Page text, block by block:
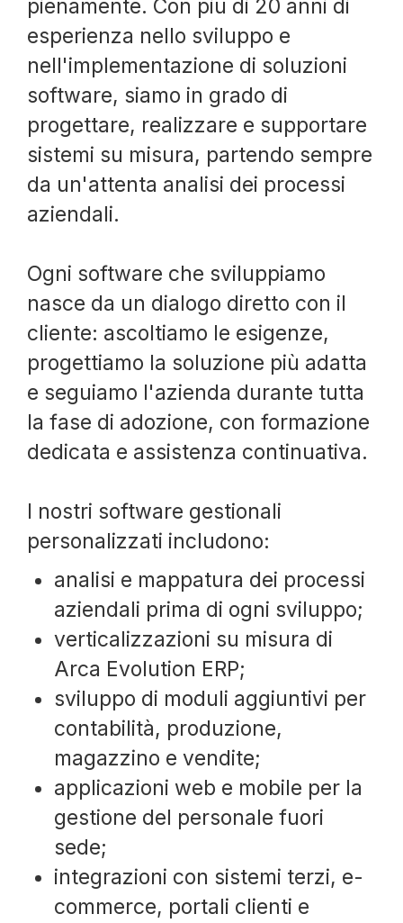
pienamente. Con più di 20 anni di
esperienza nello sviluppo e
nell'implementazione di soluzioni
software, siamo in grado di
progettare, realizzare e supportare
sistemi su misura, partendo sempre
da un'attenta analisi dei processi
aziendali.
Ogni software che sviluppiamo
nasce da un dialogo diretto con il
cliente: ascoltiamo le esigenze,
progettiamo la soluzione più adatta
e seguiamo l'azienda durante tutta
la fase di adozione, con formazione
dedicata e assistenza continuativa.
I nostri software gestionali
personalizzati includono:
analisi e mappatura dei processi
aziendali prima di ogni sviluppo;
verticalizzazioni su misura di
Arca Evolution ERP;
sviluppo di moduli aggiuntivi per
contabilità, produzione,
magazzino e vendite;
applicazioni web e mobile per la
gestione del personale fuori
sede;
integrazioni con sistemi terzi, e-
commerce, portali clienti e